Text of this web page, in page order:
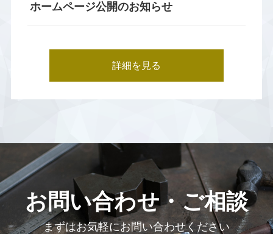
ホームページ公開のお知らせ
詳細を見る
お問い合わせ・ご相談
まずはお気軽にお問い合わせください